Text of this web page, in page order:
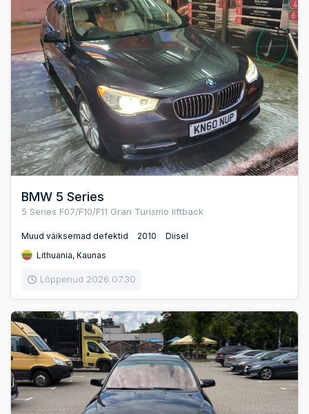
BMW 5 Series
5 Series F07/F10/F11 Gran Turismo liftback
Muud väiksemad defektid 2010
Diisel
Lithuania, Kaunas
Lõppenud 2026.07.30